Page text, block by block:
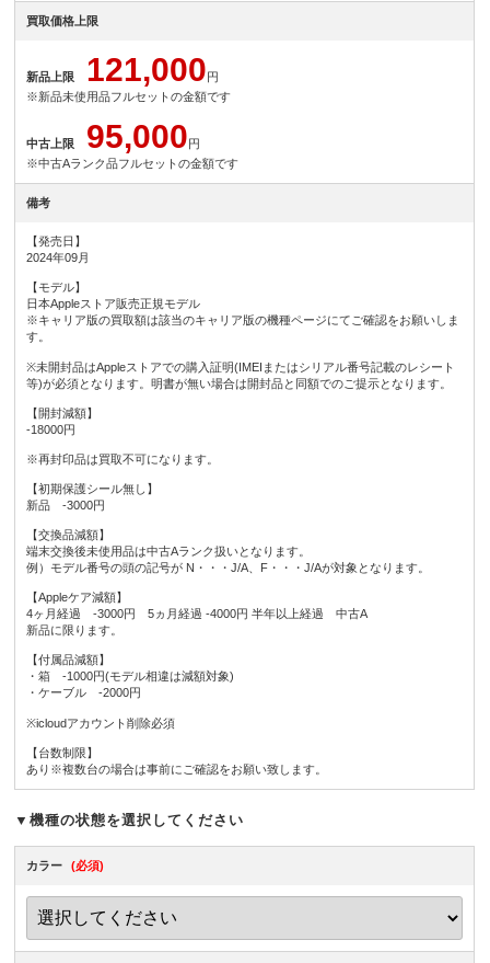
買取価格上限
新品上限 121,000円
※新品未使用品フルセットの金額です
中古上限 95,000円
※中古Aランク品フルセットの金額です
備考
【発売日】
2024年09月
【モデル】
日本Appleストア販売正規モデル
※キャリア版の買取額は該当のキャリア版の機種ページにてご確認をお願いしま
す。
※未開封品はAppleストアでの購入証明(IMEIまたはシリアル番号記載のレシート
等)が必須となります。明書が無い場合は開封品と同額でのご提示となります。
【開封減額】
-18000円
※再封印品は買取不可になります。
【初期保護シール無し】
新品 -3000円
【交換品減額】
端末交換後未使用品は中古Aランク扱いとなります。
例）モデル番号の頭の記号が N・・・J/A、F・・・J/Aが対象となります。
【Appleケア減額】
4ヶ月経過 -3000円 5ヵ月経過 -4000円 半年以上経過 中古A
新品に限ります。
【付属品減額】
・箱 -1000円(モデル相違は減額対象)
・ケーブル -2000円
※icloudアカウント削除必須
【台数制限】
あり※複数台の場合は事前にご確認をお願い致します。
▼機種の状態を選択してください
カラー (必須)